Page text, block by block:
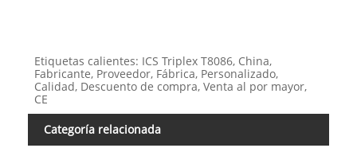
Etiquetas calientes: ICS Triplex T8086, China,
Fabricante, Proveedor, Fábrica, Personalizado,
Calidad, Descuento de compra, Venta al por mayor,
CE
Categoría relacionada